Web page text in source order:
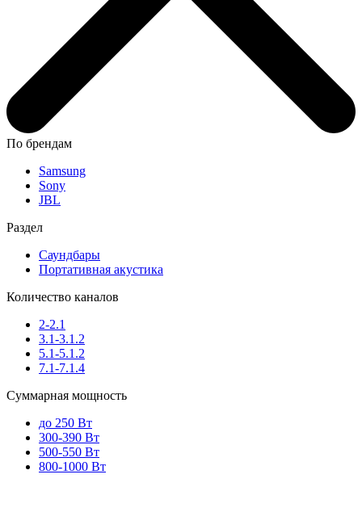
По брендам
Samsung
Sony
JBL
Раздел
Саундбары
Портативная акустика
Количество каналов
2-2.1
3.1-3.1.2
5.1-5.1.2
7.1-7.1.4
Суммарная мощность
до 250 Вт
300-390 Вт
500-550 Вт
800-1000 Вт